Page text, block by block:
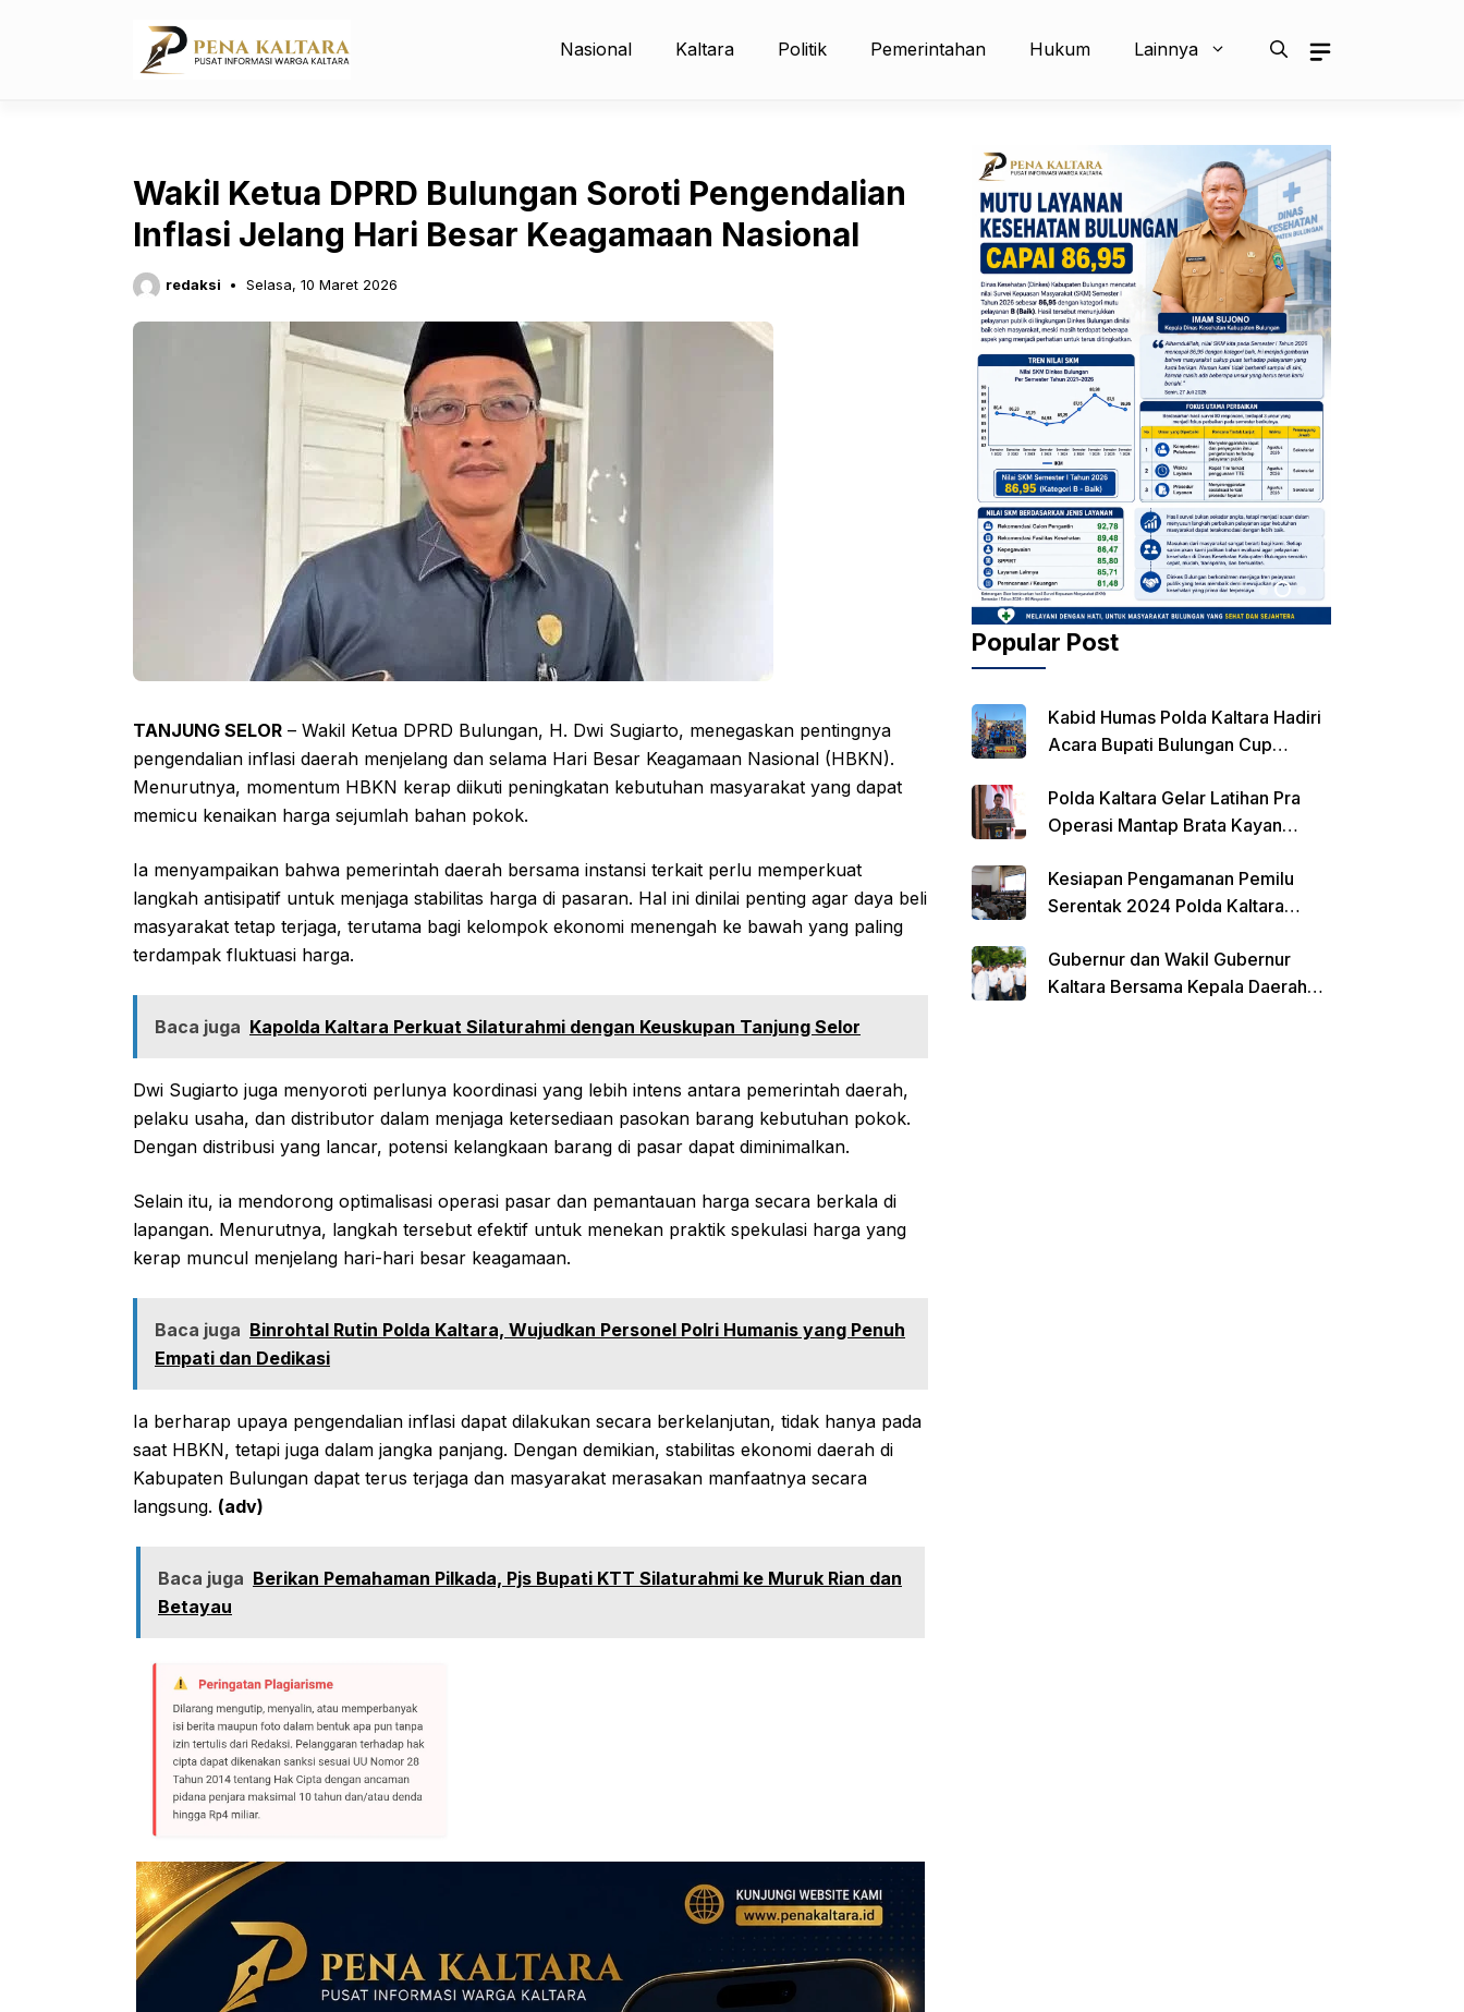
Nasional Kaltara Politik Pemerintahan Hukum Lainnya
Wakil Ketua DPRD Bulungan Soroti Pengendalian
Inflasi Jelang Hari Besar Keagamaan Nasional
redaksi Selasa, 10 Maret 2026
TANJUNG SELOR – Wakil Ketua DPRD Bulungan, H. Dwi Sugiarto, menegaskan pentingnya
pengendalian inflasi daerah menjelang dan selama Hari Besar Keagamaan Nasional (HBKN).
Menurutnya, momentum HBKN kerap diikuti peningkatan kebutuhan masyarakat yang dapat
memicu kenaikan harga sejumlah bahan pokok.
Ia menyampaikan bahwa pemerintah daerah bersama instansi terkait perlu memperkuat
langkah antisipatif untuk menjaga stabilitas harga di pasaran. Hal ini dinilai penting agar daya beli
masyarakat tetap terjaga, terutama bagi kelompok ekonomi menengah ke bawah yang paling
terdampak fluktuasi harga.
Baca juga Kapolda Kaltara Perkuat Silaturahmi dengan Keuskupan Tanjung Selor
Dwi Sugiarto juga menyoroti perlunya koordinasi yang lebih intens antara pemerintah daerah,
pelaku usaha, dan distributor dalam menjaga ketersediaan pasokan barang kebutuhan pokok.
Dengan distribusi yang lancar, potensi kelangkaan barang di pasar dapat diminimalkan.
Selain itu, ia mendorong optimalisasi operasi pasar dan pemantauan harga secara berkala di
lapangan. Menurutnya, langkah tersebut efektif untuk menekan praktik spekulasi harga yang
kerap muncul menjelang hari-hari besar keagamaan.
Baca juga Binrohtal Rutin Polda Kaltara, Wujudkan Personel Polri Humanis yang Penuh
Empati dan Dedikasi
Ia berharap upaya pengendalian inflasi dapat dilakukan secara berkelanjutan, tidak hanya pada
saat HBKN, tetapi juga dalam jangka panjang. Dengan demikian, stabilitas ekonomi daerah di
Kabupaten Bulungan dapat terus terjaga dan masyarakat merasakan manfaatnya secara
langsung. (adv)
Baca juga Berikan Pemahaman Pilkada, Pjs Bupati KTT Silaturahmi ke Muruk Rian dan
Betayau
Popular Post
Kabid Humas Polda Kaltara Hadiri
Acara Bupati Bulungan Cup
Polda Kaltara Gelar Latihan Pra
Operasi Mantap Brata Kayan
Kesiapan Pengamanan Pemilu
Serentak 2024 Polda Kaltara
Gubernur dan Wakil Gubernur
Kaltara Bersama Kepala Daerah